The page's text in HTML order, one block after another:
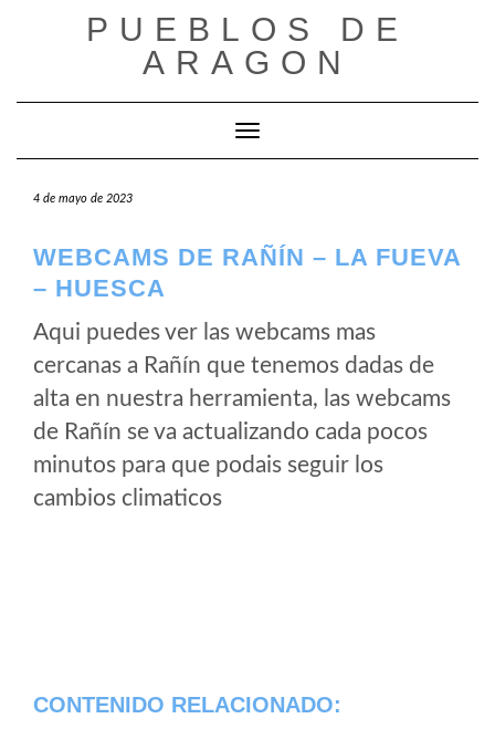
PUEBLOS DE
ARAGON
Cambiar modo de navegación
4 de mayo de 2023
WEBCAMS DE RAÑÍN – LA FUEVA
– HUESCA
Aqui puedes ver las webcams mas
cercanas a Rañín que tenemos dadas de
alta en nuestra herramienta, las webcams
de Rañín se va actualizando cada pocos
minutos para que podais seguir los
cambios climaticos
CONTENIDO RELACIONADO: